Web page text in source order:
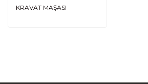
KRAVAT MAŞASI